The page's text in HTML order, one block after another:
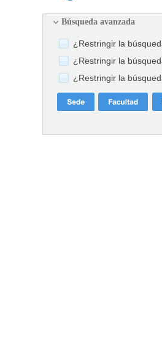
Búsqueda avanzada
¿Restringir la
¿Restringir la
¿Restringir la